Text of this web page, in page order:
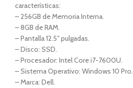
características:
– 256GB de Memoria Interna.
– 8GB de RAM.
– Pantalla 12.5″ pulgadas.
– Disco: SSD.
– Procesador: Intel Core i7-7600U.
– Sistema Operativo: Windows 10 Pro.
– Marca: Dell.